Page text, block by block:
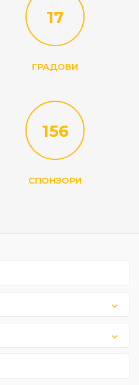
17
ГРАДОВИ
156
СПОНЗОРИ